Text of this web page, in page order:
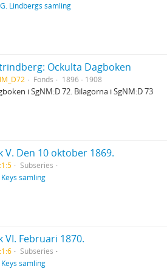
Lindbergs samling
Ockulta Dagboken
Fonds 1896 - 1908
i SgNM:D 72. Bilagorna i SgNM:D 73
V. Den 10 oktober 1869.
Subseries
Keys samling
VI. Februari 1870.
Subseries
Keys samling